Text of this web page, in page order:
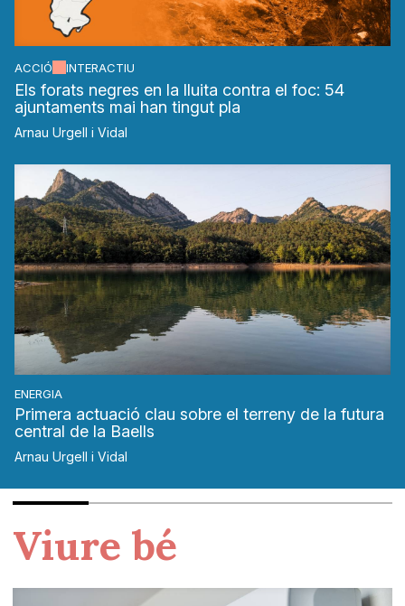
ACCIÓ INTERACTIU
Els forats negres en la lluita contra el foc: 54
ajuntaments mai han tingut pla
Arnau Urgell i Vidal
ENERGIA
Primera actuació clau sobre el terreny de la futura
central de la Baells
Arnau Urgell i Vidal
Viure bé